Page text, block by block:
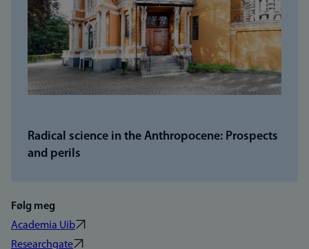
Radical science in the Anthropocene: Prospects
and perils
Følg meg
Academia Uib
Researchgate